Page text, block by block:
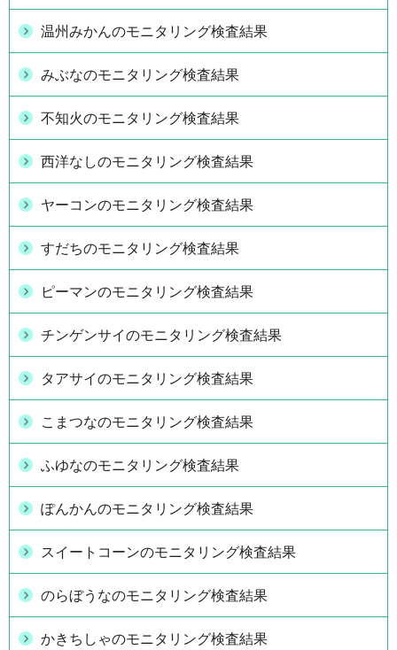
温州みかんのモニタリング検査結果
みぶなのモニタリング検査結果
不知火のモニタリング検査結果
西洋なしのモニタリング検査結果
ヤーコンのモニタリング検査結果
すだちのモニタリング検査結果
ピーマンのモニタリング検査結果
チンゲンサイのモニタリング検査結果
タアサイのモニタリング検査結果
こまつなのモニタリング検査結果
ふゆなのモニタリング検査結果
ぽんかんのモニタリング検査結果
スイートコーンのモニタリング検査結果
のらぼうなのモニタリング検査結果
かきちしゃのモニタリング検査結果